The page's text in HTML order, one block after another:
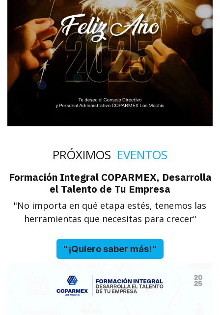
PRÓXIMOS EVENTOS
Formación Integral COPARMEX, Desarrolla
el Talento de Tu Empresa
"No importa en qué etapa estés, tenemos las
herramientas que necesitas para crecer"
"¡Quiero saber más!"